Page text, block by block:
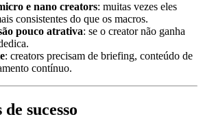
e nano creators: muitas vezes eles
consistentes do que os macros.
pouco atrativa: se o creator não ganha
: creators precisam de briefing, conteúdo de
contínuo.
sucesso